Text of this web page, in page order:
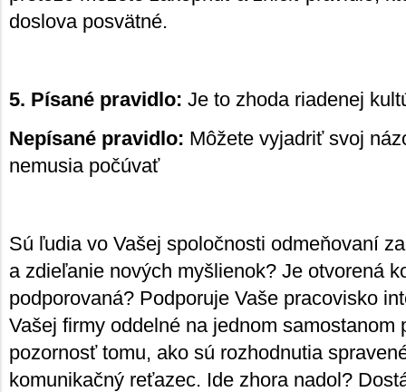
doslova posvätné.
5. Písané pravidlo: Je to zhoda riadenej
Nepísané pravidlo: Môžete vyjadriť svoj
nemusia počúvať
Sú ľudia vo Vašej spoločnosti odmeňovaní
a zdieľanie nových myšlienok? Je otvorená
podporovaná? Podporuje Vaše pracovisko
Vašej firmy oddelné na jednom samostanom
pozornosť tomu, ako sú rozhodnutia
komunikačný reťazec. Ide zhora nadol?